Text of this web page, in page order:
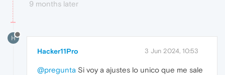
9 months later
H
Hacker11Pro 3 Jun 2024, 10:53
@pregunta Si voy a ajustes lo unico que me sale